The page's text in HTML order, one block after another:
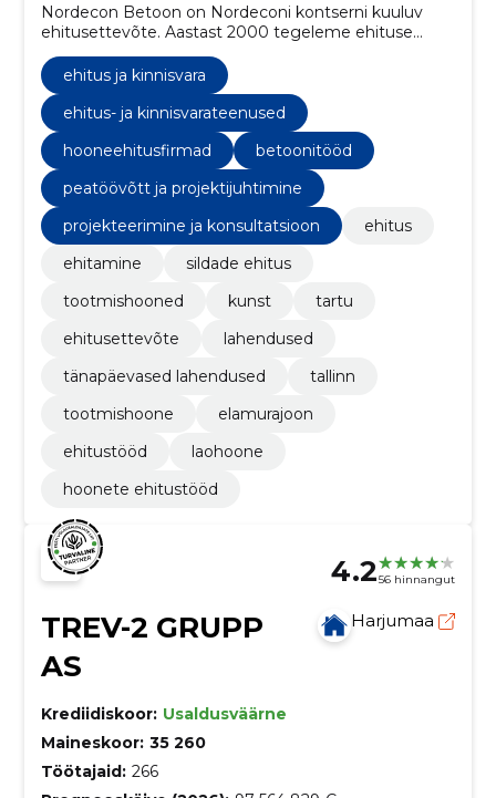
Nordecon Betoon on Nordeconi kontserni kuuluv
ehitusettevõte. Aastast 2000 tegeleme ehituse
peatöövõtu ja betoonitöödega.
ehitus ja kinnisvara
ehitus- ja kinnisvarateenused
hooneehitusfirmad
betoonitööd
peatöövõtt ja projektijuhtimine
projekteerimine ja konsultatsioon
ehitus
ehitamine
sildade ehitus
tootmishooned
kunst
tartu
ehitusettevõte
lahendused
tänapäevased lahendused
tallinn
tootmishoone
elamurajoon
ehitustööd
laohoone
hoonete ehitustööd
4.256 hinnangut
TREV-2 GRUPP
AS
Harjumaa
Krediidiskoor: Usaldusväärne
Maineskoor: 35 260
Töötajaid: 266